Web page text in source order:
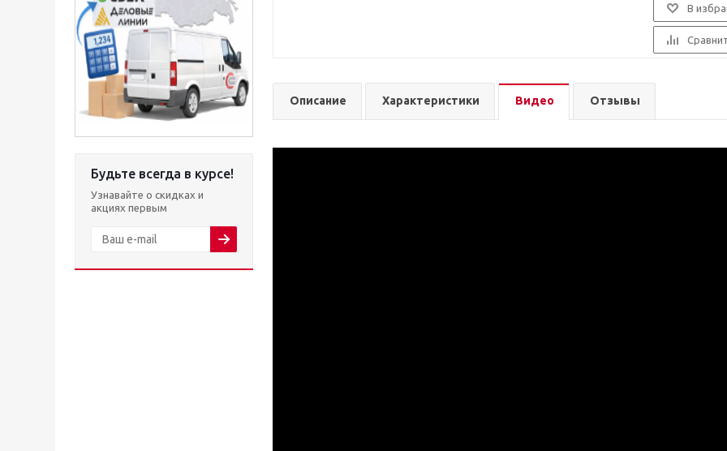
Будьте всегда в курсе!
Узнавайте о скидках и
акциях первым
В
Описание Характеристики Видео Отзывы